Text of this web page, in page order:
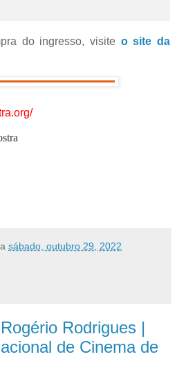
do ingresso, visite o site da
sábado, outubro 29, 2022
Rodrigues |
de Cinema de